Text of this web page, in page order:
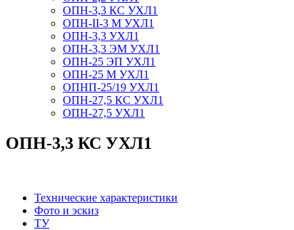
ОПН-3,3 КС УХЛ1
ОПН-II-3 М УХЛ1
ОПН-3,3 УХЛ1
ОПН-3,3 ЭМ УХЛ1
ОПН-25 ЭП УХЛ1
ОПН-25 М УХЛ1
ОПНП-25/19 УХЛ1
ОПН-27,5 КС УХЛ1
ОПН-27,5 УХЛ1
ОПН-3,3 КС УХЛ1
Технические характеристики
Фото и эскиз
ТУ